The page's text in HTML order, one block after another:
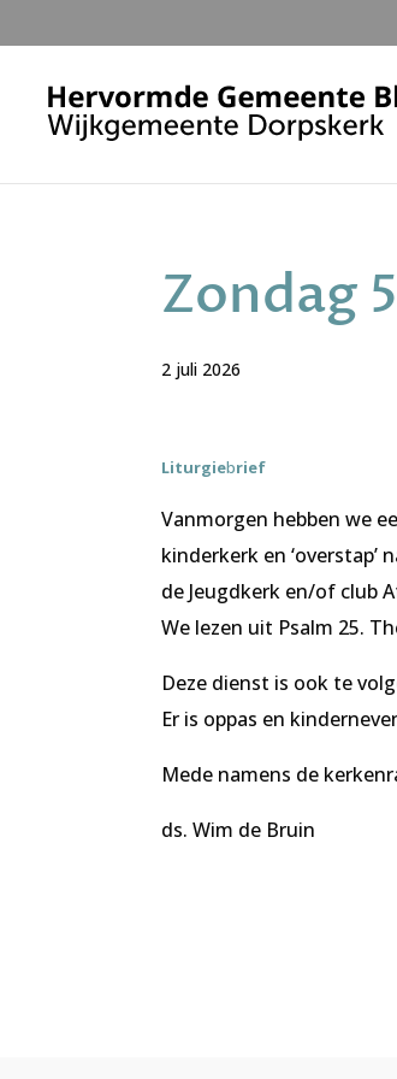
Zondag
2 juli 2026
Liturgiebrief
Vanmorgen hebben we
kinderkerk en
de Jeugdkerk en/of club
We lezen uit Psalm 25.
Deze dienst is ook te
Er is oppas en
Mede namens de
ds. Wim de Bruin